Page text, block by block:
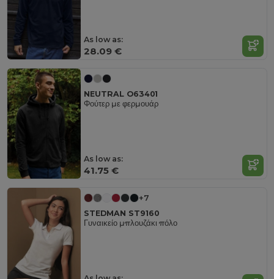
As low as:
28.09 €
NEUTRAL O63401
Φούτερ με φερμουάρ
As low as:
41.75 €
+7
STEDMAN ST9160
Γυναικείο μπλουζάκι πόλο